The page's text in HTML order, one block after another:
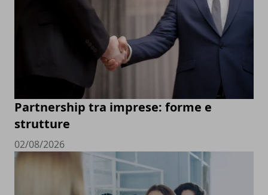
Partnership tra imprese: forme e
strutture
02/08/2026